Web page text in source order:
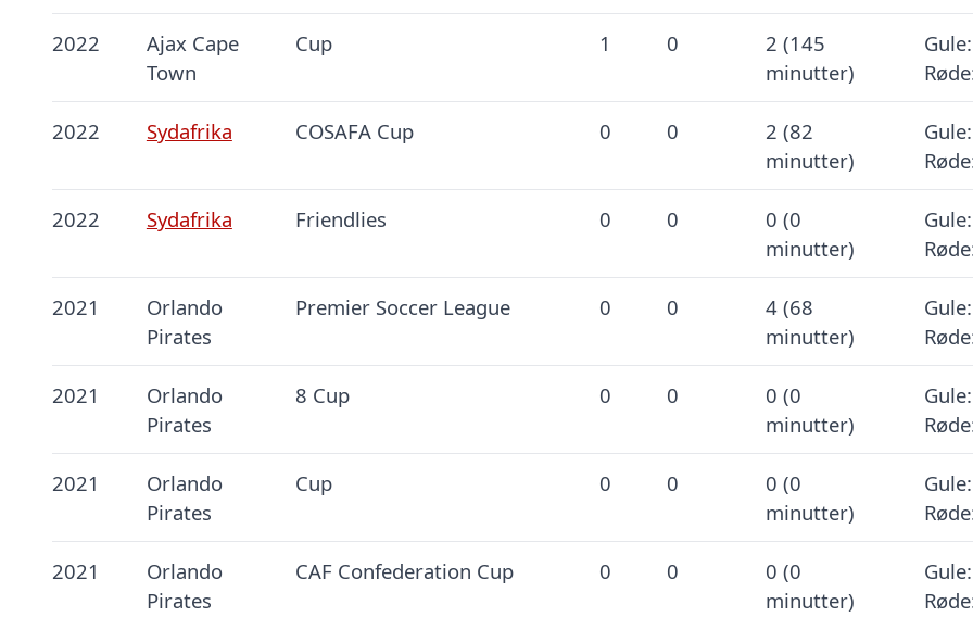
2022
Ajax Cape
Town
Cup 1 0
2 (145
minutter)
2022 Sydafrika COSAFA Cup 0 0
2 (82
minutter)
2022 Sydafrika Friendlies 0 0
0 (0
minutter)
2021
Orlando
Pirates
Premier Soccer League 0 0
4 (68
minutter)
2021
Orlando
Pirates
8 Cup 0 0
0 (0
minutter)
2021
Orlando
Pirates
Cup 0 0
0 (0
minutter)
2021
Orlando
Pirates
CAF Confederation Cup 0 0
0 (0
minutter)